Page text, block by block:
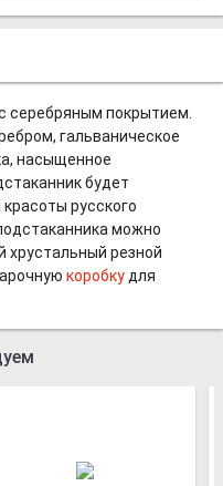
серебряным покрытием.
гальваническое
насыщенное
будет
русского
можно
хрустальный резной
коробку для